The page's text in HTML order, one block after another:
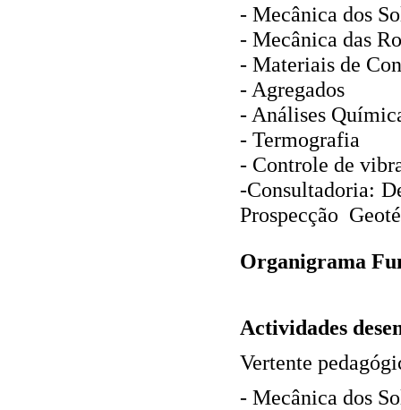
‐ Mecânica dos
‐ Mecânica das
‐ Materiais de
‐ Agregados
‐ Análises
‐ Termografia
‐ Controle de
‐Consultadoria:
Prospecção
Organigrama
Actividades
Vertente
‐ Mecânica dos